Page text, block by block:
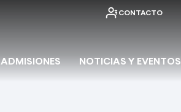
CONTACTO
ADMISIONES NOTICIAS Y EVENTOS